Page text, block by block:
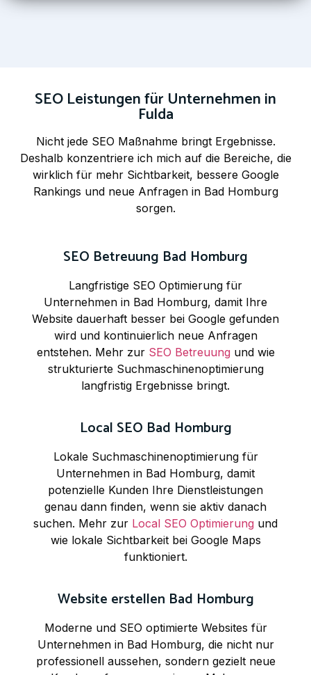
SEO Leistungen für Unternehmen in
Fulda
Nicht jede SEO Maßnahme bringt Ergebnisse.
Deshalb konzentriere ich mich auf die Bereiche, die
wirklich für mehr Sichtbarkeit, bessere Google
Rankings und neue Anfragen in Bad Homburg
sorgen.
SEO Betreuung Bad Homburg
Langfristige SEO Optimierung für
Unternehmen in Bad Homburg, damit Ihre
Website dauerhaft besser bei Google gefunden
wird und kontinuierlich neue Anfragen
entstehen. Mehr zur SEO Betreuung und wie
strukturierte Suchmaschinenoptimierung
langfristig Ergebnisse bringt.
Local SEO Bad Homburg
Lokale Suchmaschinenoptimierung für
Unternehmen in Bad Homburg, damit
potenzielle Kunden Ihre Dienstleistungen
genau dann finden, wenn sie aktiv danach
suchen. Mehr zur Local SEO Optimierung und
wie lokale Sichtbarkeit bei Google Maps
funktioniert.
Website erstellen Bad Homburg
Moderne und SEO optimierte Websites für
Unternehmen in Bad Homburg, die nicht nur
professionell aussehen, sondern gezielt neue